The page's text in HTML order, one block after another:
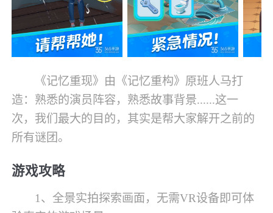
《记忆重现》由《记忆重构》原班人马打
造：熟悉的演员阵容，熟悉故事背景......这一
次，我们最大的目的，其实是帮大家解开之前的
所有谜团。
游戏攻略
1、全景实拍探索画面，无需VR设备即可体